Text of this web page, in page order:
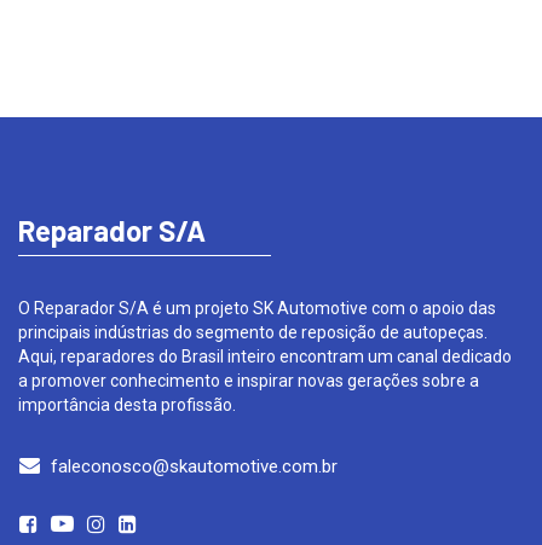
Reparador S/A
O Reparador S/A é um projeto SK Automotive com o apoio das
principais indústrias do segmento de reposição de autopeças.
Aqui, reparadores do Brasil inteiro encontram um canal dedicado
a promover conhecimento e inspirar novas gerações sobre a
importância desta profissão.
faleconosco@skautomotive.com.br